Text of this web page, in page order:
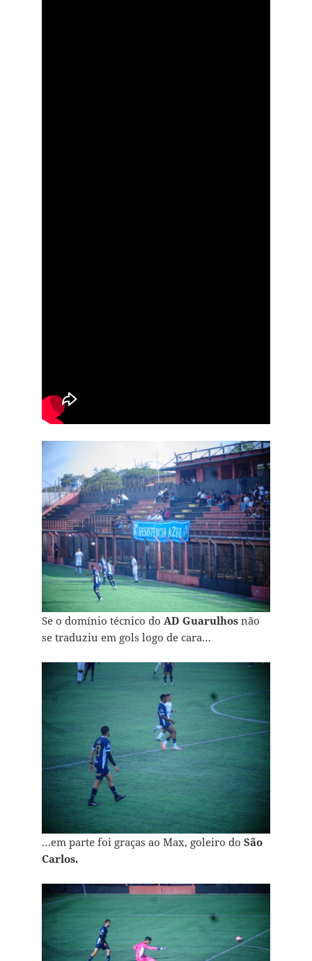
Se o domínio técnico do AD Guarulhosnão
se traduziu em gols logo de cara…
…em parte foi graças ao Max, goleiro do São
Carlos.